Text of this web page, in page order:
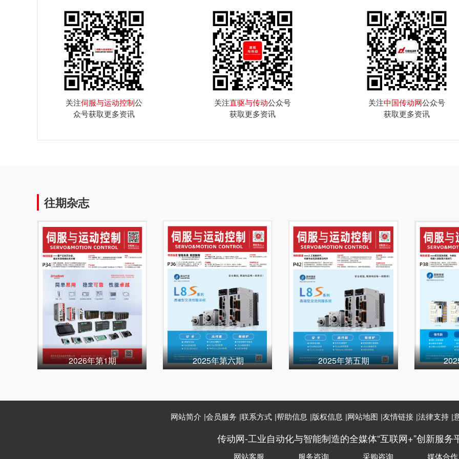
关注伺服与运动控制公
众号获取更多资讯
关注直驱与传动公众号
获取更多资讯
关注中国传动网公众号
获取更多资讯
往期杂志
2026年第1期 2025年第六期 2025年第五期
网站简介 |会员服务 |联系方式 |帮助信息 |版权信息 |网站地图 |友情链接 |法律支持 |
传动网-工业自动化与智能制造的全媒体“互联网+”创新服务
网站客服 服务咨询 采购咨询 媒体合作